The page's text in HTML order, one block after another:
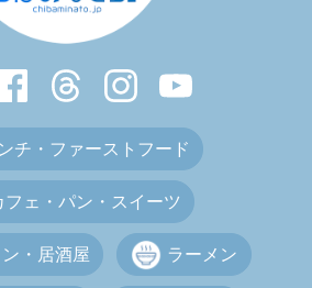
チ・ファーストフード
フェ・パン・スイーツ
・居酒屋 ラーメン